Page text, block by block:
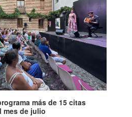
más de 15 citas
mes de julio